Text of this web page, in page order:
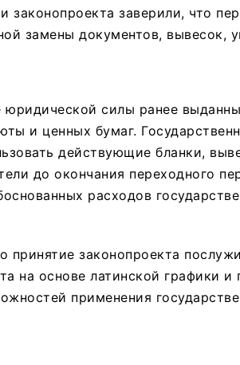
законопроекта заверили, что
замены документов, вывесок,
юридической силы ранее
и ценных бумаг.
действующие бланки,
до окончания переходного
расходов
принятие законопроекта
на основе латинской графики и
применения